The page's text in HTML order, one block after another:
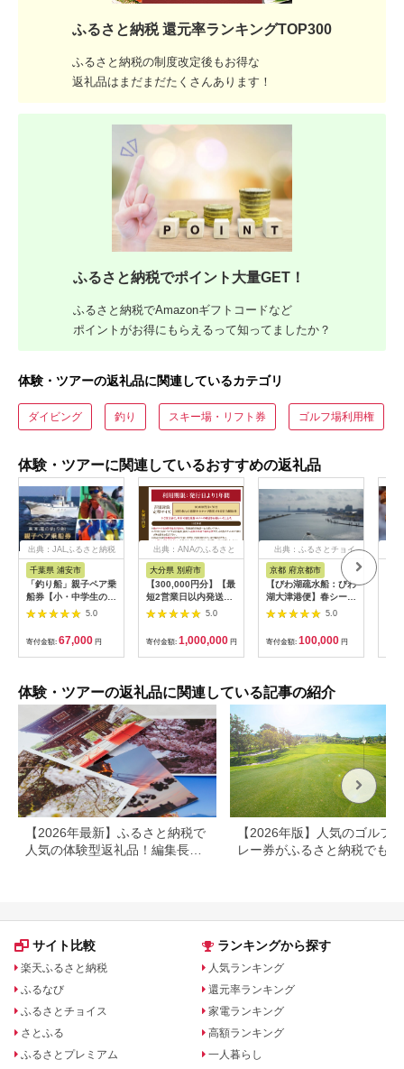
ふるさと納税 還元率ランキングTOP300
ふるさと納税の制度改定後もお得な
返礼品はまだまだたくさんあります！
ふるさと納税でポイント大量GET！
ふるさと納税でAmazonギフトコードなど
ポイントがお得にもらえるって知ってましたか？
体験・ツアーの返礼品に関連しているカテゴリ
ダイビング 釣り スキー場・リフト券 ゴルフ場利用権
体験・ツアーに関連しているおすすめの返礼品
出典：JALふるさと納税
千葉県 浦安市
「釣り船」親子ペア乗
船券【小・中学生のお
子様】
5.0
寄付金額: 67,000 円
出典：ANAのふるさと
大分県 別府市
【300,000円分】【最
短2営業日以内発送】
別府市内の旅館やホテ
助券 楽しい旅の思い
出を！ 宿泊券 大分県
別府市 3000円 15000
円 30万円 ホテル 旅
館 温泉 旅行 観光 ト
ケット クーポン 宿泊
お泊り 別府温泉 別府
観光 地獄めぐり 旅 お
すすめ 人気 体験型 節
約_B030-007
5.0
寄付金額: 1,000,000 円
出典：ふるさとチョイ
京都 府京都市
【びわ湖疏水船：びわ
湖大津港便】春シーズ
ン先行予約権（２名様
5.0
寄付金額: 100,000 円
体験・ツアーの返礼品に関連している記事の紹介
【2026年最新】ふるさと納税で
人気の体験型返礼品！編集長お
【2026年版】人気のゴルフ
レー券がふるさと納税でもら
サイト比較
楽天ふるさと納税
ふるなび
ふるさとチョイス
さとふる
ふるさとプレミアム
ランキングから探す
人気ランキング
還元率ランキング
家電ランキング
高額ランキング
一人暮らし